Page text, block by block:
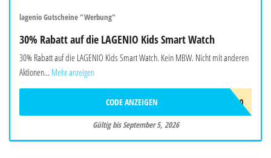
lagenio Gutscheine "Werbung"
30% Rabatt auf die LAGENIO Kids Smart Watch
30% Rabatt auf die LAGENIO Kids Smart Watch. Kein MBW. Nicht mit anderen
Aktionen... Mehr anzeigen
AF30
CODE ANZEIGEN
Gültig bis September 5, 2026